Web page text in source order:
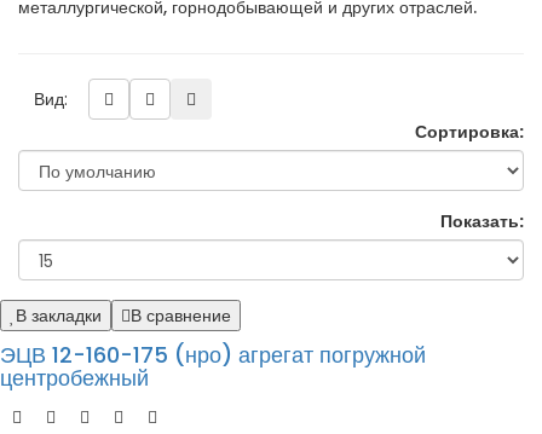
металлургической, горнодобывающей и других отраслей.
Вид:
Сортировка:
Показать:
В закладки В сравнение
ЭЦВ 12-160-175 (нро) агрегат погружной
центробежный